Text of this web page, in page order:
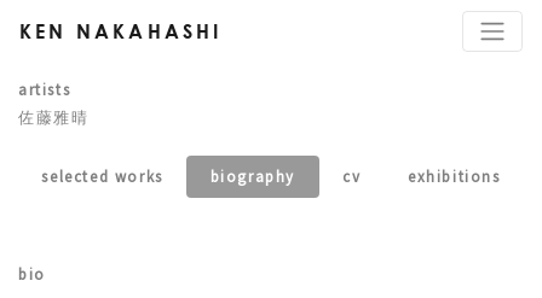
KEN NAKAHASHI
artists
佐藤雅晴
selected works biography cv exhibitions
bio